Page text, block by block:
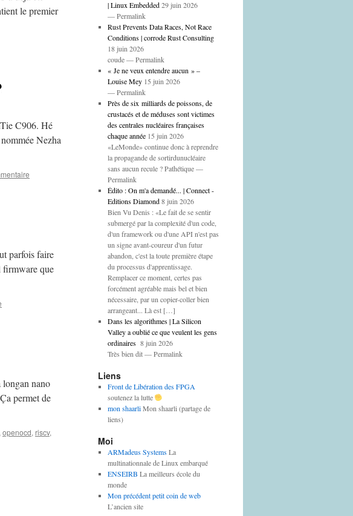
le premier
C906. Hé
Nezha
parfois faire
firmware que
longan nano
permet de
openocd, riscv,
| Linux Embedded 29 juin 2026
— Permalink
Rust Prevents Data Races, Not Race
Conditions | corrode Rust Consulting
18 juin 2026
coude — Permalink
« Je ne veux entendre aucun » –
Louise Mey 15 juin 2026
— Permalink
Près de six milliards de poissons, de
crustacés et de méduses sont victimes
des centrales nucléaires françaises
chaque année 15 juin 2026
«LeMonde» continue donc à reprendre
la propagande de sortirdunucléaire
sans aucun recule ? Pathétique —
Permalink
Édito : On m'a demandé... | Connect -
Editions Diamond 8 juin 2026
Bien Vu Denis : «Le fait de se sentir
submergé par la complexité d'un code,
d'un framework ou d'une API n'est pas
un signe avant-coureur d'un futur
abandon, c'est la toute première étape
du processus d'apprentissage.
Remplacer ce moment, certes pas
forcément agréable mais bel et bien
nécessaire, par un copier-coller bien
arrangeant... Là est […]
Dans les algorithmes | La Silicon
Valley a oublié ce que veulent les gens
ordinaires 8 juin 2026
Très bien dit — Permalink
Liens
Front de Libération des FPGA
soutenez la lutte
mon shaarliMon shaarli (partage de
liens)
Moi
ARMadeus SystemsLa
multinationnale de Linux embarqué
ENSEIRB La meilleurs école du
monde
Mon précédent petit coin de web
L’ancien site